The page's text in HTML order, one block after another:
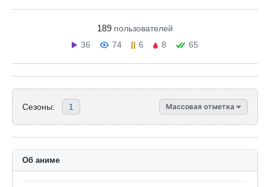
189 пользователей
36
74 6 8 65
Сезоны: 1 Массовая отметка
Об аниме